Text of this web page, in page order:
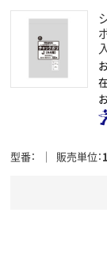
型番 販売単位